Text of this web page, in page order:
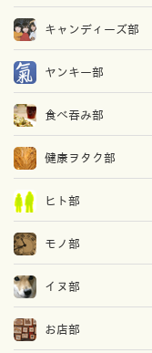
キャンディーズ部
ヤンキー部
食べ吞み部
健康ヲタク部
ヒト部
モノ部
イヌ部
お店部